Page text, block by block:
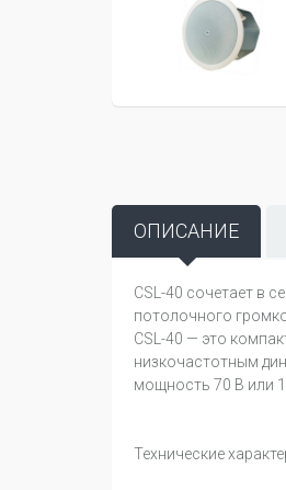
ОПИСАНИЕ
CSL-40 сочетает в
потолочного
CSL-40 — это
низкочастотным
мощность 70 В или
Технические